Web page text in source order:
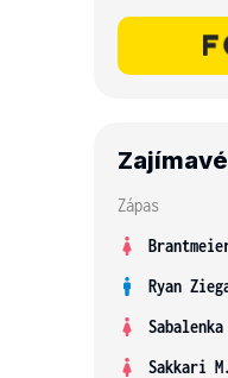
Zápas
Sakkari M.